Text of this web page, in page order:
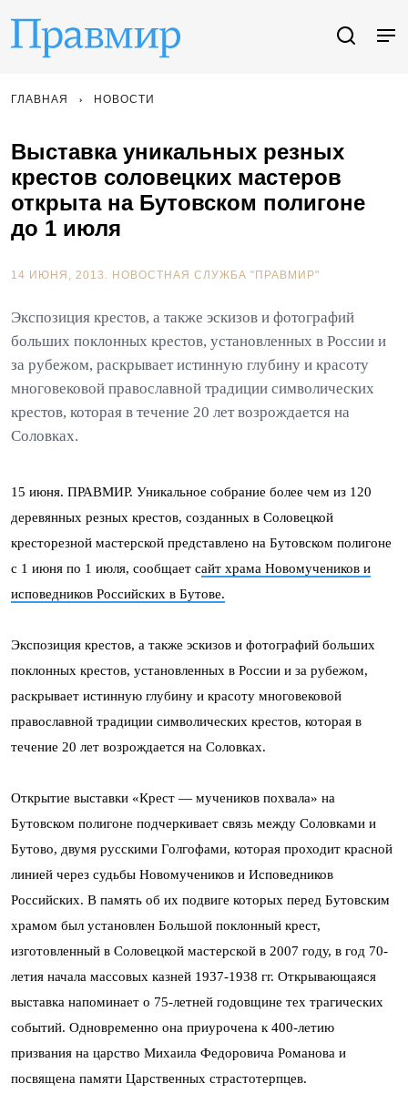
ГЛАВНАЯ НОВОСТИ
Выставка уникальных резных
крестов соловецких мастеров
открыта на Бутовском полигоне
до 1 июля
14 ИЮНЯ, 2013. НОВОСТНАЯ СЛУЖБА "ПРАВМИР"
Экспозиция крестов, а также эскизов и фотографий
больших поклонных крестов, установленных в России и
за рубежом, раскрывает истинную глубину и красоту
многовековой православной традиции символических
крестов, которая в течение 20 лет возрождается на
Соловках.
15 июня. ПРАВМИР. Уникальное собрание более чем из 120
деревянных резных крестов, созданных в Соловецкой
кресторезной мастерской представлено на Бутовском полигоне
с 1 июня по 1 июля, сообщает сайт храма Новомучеников и
исповедников Российских в Бутове.
Экспозиция крестов, а также эскизов и фотографий больших
поклонных крестов, установленных в России и за рубежом,
раскрывает истинную глубину и красоту многовековой
православной традиции символических крестов, которая в
течение 20 лет возрождается на Соловках.
Открытие выставки «Крест — мучеников похвала» на
Бутовском полигоне подчеркивает связь между Соловками и
Бутово, двумя русскими Голгофами, которая проходит красной
линией через судьбы Новомучеников и Исповедников
Российских. В память об их подвиге которых перед Бутовским
храмом был установлен Большой поклонный крест,
изготовленный в Соловецкой мастерской в 2007 году, в год 70-
летия начала массовых казней 1937-1938 гг. Открывающаяся
выставка напоминает о 75-летней годовщине тех трагических
событий. Одновременно она приурочена к 400-летию
призвания на царство Михаила Федоровича Романова и
посвящена памяти Царственных страстотерпцев.